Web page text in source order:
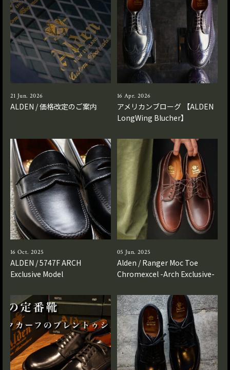
21 Jun. 2026
ALDEN / 価格改定のご案内
16 Apr. 2026
アメリカンブローグ 【ALDEN
LongWing Blucher】
16 Oct. 2025
ALDEN / 5747F ARCH
Exclusive Model
05 Jun. 2025
Alden / Ranger Moc Toe
Chromexcel -Arch Exclusive-